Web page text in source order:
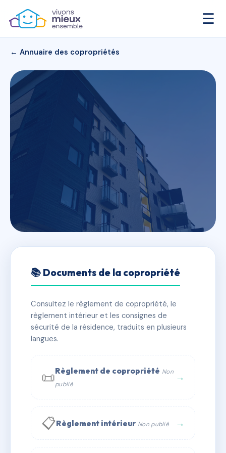
☰
← Annuaire des copropriétés
CAP SOLEIL
✓ Immatriculée 🏠 69 lots 🏗 1 bâtiment(s)
📞 Contacter Syndic Digital
📚 Documents de la copropriété
Consultez le règlement de copropriété, le
règlement intérieur et les consignes de
sécurité de la résidence, traduits en plusieurs
langues.
📜Règlement de copropriété Non
publié
→
📋Règlement intérieur Non publié →